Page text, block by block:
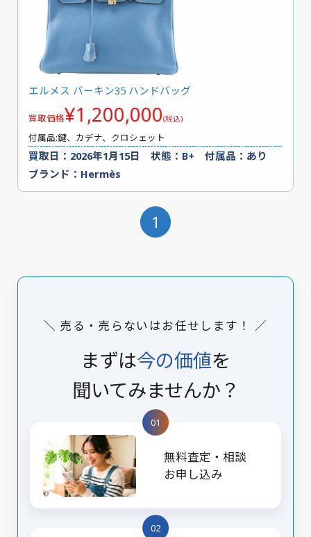
エルメス バーキン35 ハンドバッグ
買取価格¥1,200,000(税込)
付属品:鍵、カデナ、クロシェット
買取日：2026年1月15日 状態：B+ 付属品：あり
ブランド：Hermès
1
＼ 売る・売らないはお任せします！ ／
まずは今の価値を
聞いてみませんか？
01
無料査定・相談
お申し込み
02